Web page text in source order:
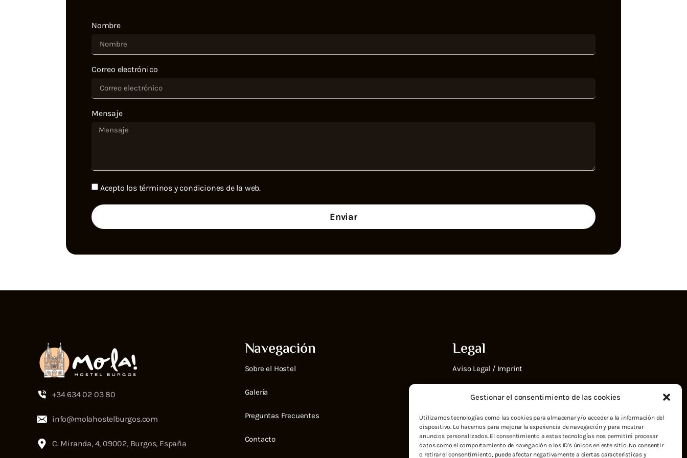
Gestionar el consentimiento de las cookies
Utilizamos tecnologías como las cookies para almacenar y/o acceder a la información del
dispositivo. Lo hacemos para mejorar la experiencia de navegación y para mostrar
anuncios personalizados. El consentimiento a estas tecnologías nos permitirá procesar
datos como el comportamiento de navegación o los ID's únicos en este sitio. No consentir
o retirar el consentimiento, puede afectar negativamente a ciertas características y
Nombre
Correo electrónico
Mensaje
Acepto los términos y condiciones de la web.
Enviar
+34 634 02 03 80
info@molahostelburgos.com
C. Miranda, 4, 09002, Burgos, España
Navegación
Sobre el Hostel
Galería
Preguntas Frecuentes
Contacto
Legal
Aviso Legal / Imprint
Política de cookies (UE)
Descargo de responsabilidad